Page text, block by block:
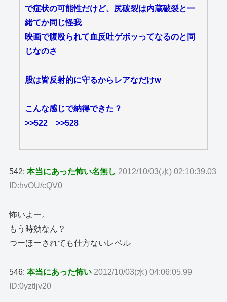
で症状の可能性だけど、尻破裂は内蔵破裂と一
緒てか同じ怪我
映画で腹殴られて血反吐ゲボッってなるのと同
じなのさ
股は皆反射的に守るからレアなだけw
こんな感じで納得できた？
>>522
>>528
542:本当にあった怖い名無し 2012/10/03(水) 02:10:39.03
ID:hvOU/cQV0
怖いよー。
もう時効なん？
つーほーされても仕方ないレベル
546:本当にあった怖い 2012/10/03(水) 04:06:05.99
ID:0yztljv20